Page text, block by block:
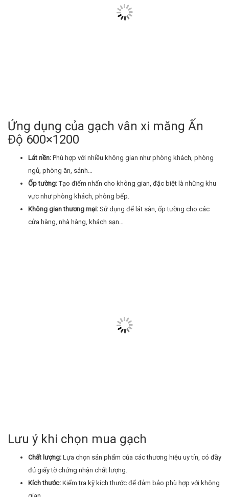
Ứng dụng của gạch vân xi măng Ấn
Độ 600×1200
Lát nền: Phù hợp với nhiều không gian như phòng khách, phòng
ngủ, phòng ăn, sảnh…
Ốp tường:Tạo điểm nhấn cho không gian, đặc biệt là những khu
vực như phòng khách, phòng bếp.
Không gian thương mại: Sử dụng để lát sàn, ốp tường cho các
cửa hàng, nhà hàng, khách sạn…
Lưu ý khi chọn mua gạch
Chất lượng: Lựa chọn sản phẩm của các thương hiệu uy tín, có đầy
đủ giấy tờ chứng nhận chất lượng.
Kích thước: Kiểm tra kỹ kích thước để đảm bảo phù hợp với không